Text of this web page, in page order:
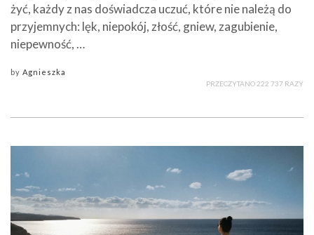
żyć, każdy z nas doświadcza uczuć, które nie należą do
przyjemnych: lęk, niepokój, złość, gniew, zagubienie,
niepewność, …
by Agnieszka
PRZECZYTANO 222 737 RAZY